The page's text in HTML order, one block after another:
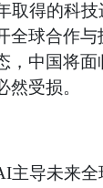
取得的科
全球合作
，中国将面
受损。
主导未来